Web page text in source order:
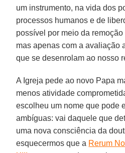
um instrumento, na vida dos
processos humanos e de
possível por meio da
mas apenas com a avaliação
que se desenrolam ao nosso
A Igreja pede ao novo Papa
menos atividade
escolheu um nome que pode
ambíguas: vai daquele que
uma nova consciência da
esquecermos que a Rerum